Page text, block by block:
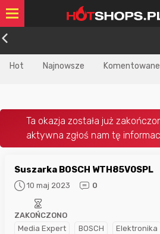
Hot Najnowsze Komentowane
Suszarka BOSCH WTH85V0SPL
10 maj 2023 0
Media Expert BOSCH Elektronika
ZAKOŃCZONO